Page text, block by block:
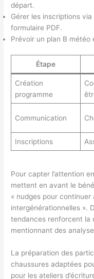
départ.
Gérer les inscriptions
formulaire PDF.
Prévoir un plan B météo
Étape
Création
programme
Communication
Inscriptions
Pour capter l’attention
mettent en avant le
« nudges pour
intergénérationnelles ».
tendances renforcent la
mentionnant des
La préparation des
chaussures adaptées
pour les ateliers